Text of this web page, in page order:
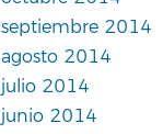
septiembre 2014
agosto 2014
julio 2014
junio 2014